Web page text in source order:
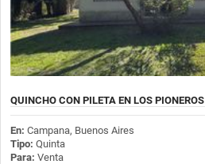
QUINCHO CON PILETA EN LOS PIONEROS
En: Campana, Buenos Aires
Tipo: Quinta
Para: Venta